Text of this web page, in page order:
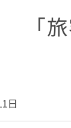
「
日